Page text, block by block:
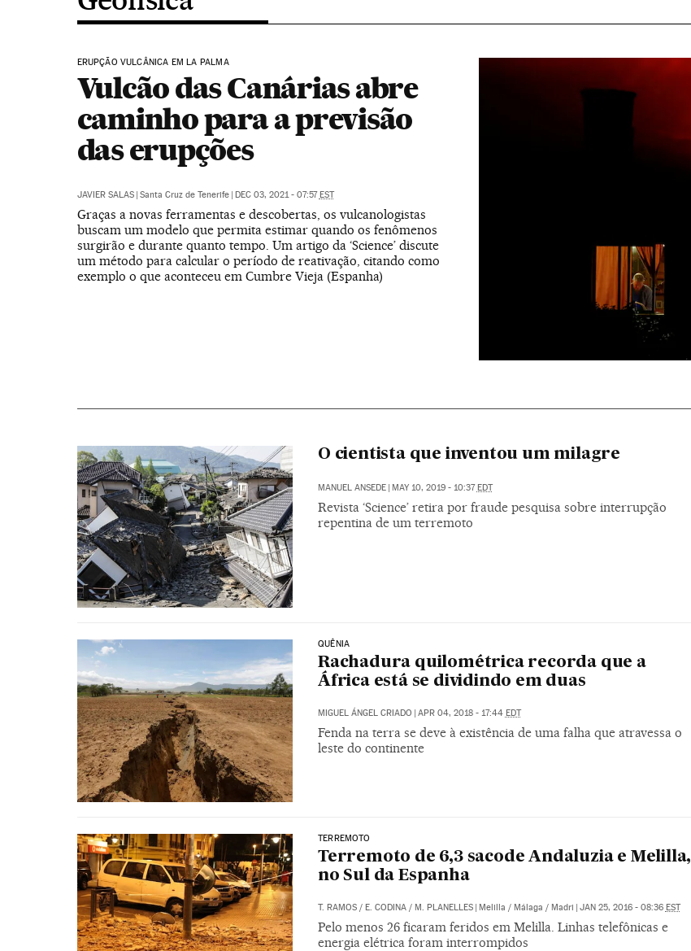
ERUPÇÃO VULCÂNICA EM LA PALMA
Vulcão das Canárias abre
caminho para a previsão
das erupções
JAVIER SALAS | Santa Cruz de Tenerife | DEC 03, 2021 - 07:57EST
Graças a novas ferramentas e descobertas, os vulcanologistas
buscam um modelo que permita estimar quando os fenômenos
surgirão e durante quanto tempo. Um artigo da ‘Science’ discute
um método para calcular o período de reativação, citando como
exemplo o que aconteceu em Cumbre Vieja (Espanha)
O cientista que inventou um milagre
MANUEL ANSEDE | MAY 10, 2019 - 10:37EDT
Revista ‘Science’ retira por fraude pesquisa sobre interrupção
repentina de um terremoto
QUÊNIA
Rachadura quilométrica recorda que a
África está se dividindo em duas
MIGUEL ÁNGEL CRIADO APR 04, 2018 - 17:44 EDT
Fenda na terra se deve à existência de uma falha que atravessa o
leste do continente
TERREMOTO
Terremoto de 6,3 sacode Andaluzia e Melilla,
no Sul da Espanha
T. RAMOS/ E. CODINA/ M. PLANELLES | Melilla / Málaga / Madri | JAN 25, 2016 - 08:36 EST
Pelo menos 26 ficaram feridos em Melilla. Linhas telefônicas e
energia elétrica foram interrompidos